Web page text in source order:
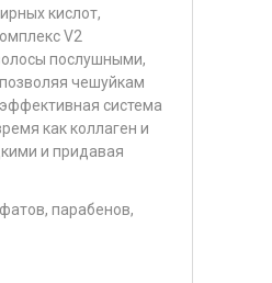
кислот,
V2
послушными,
чешуйкам
система
как коллаген и
и придавая
парабенов,